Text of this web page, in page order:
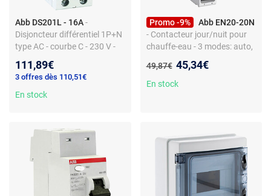
Abb DS201L - 16A-
Disjoncteur différentiel 1P+N
type AC - courbe C - 230 V -
111,89€
3 offres dès 110,51€
En stock
Promo -9%
Abb EN20-20N
- Contacteur jour/nuit pour
chauffe-eau - 3 modes: auto,
heures creuses - Non
précâblé - Matériau plastique
Ancien prix :
49,87€ Nouveau prix :
45,34€
En stock